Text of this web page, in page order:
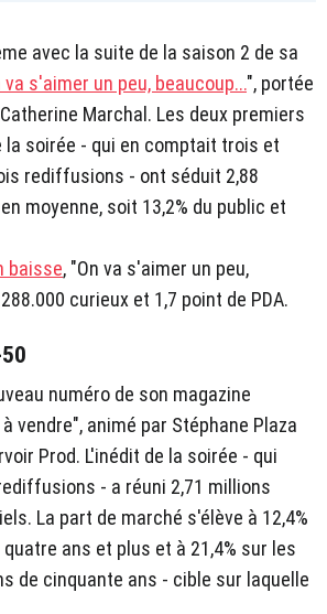
avec la suite de la saison 2 de sa
va s'aimer un peu, beaucoup...", portée
Marchal. Les deux premiers
la soirée - qui en comptait trois et
rediffusions - ont séduit 2,88
moyenne, soit 13,2% du public et
baisse, "On va s'aimer un peu,
curieux et 1,7 point de PDA.
numéro de son magazine
vendre", animé par Stéphane Plaza
Prod. L'inédit de la soirée - qui
- a réuni 2,71 millions
La part de marché s'élève à 12,4%
ans et plus et à 21,4% sur les
de cinquante ans - cible sur laquelle